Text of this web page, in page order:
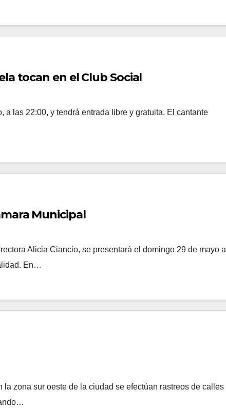
tocan en el Club Social
a las 22:00, y tendrá entrada libre y gratuita. El cantante
Municipal
Alicia Ciancio, se presentará el domingo 29 de mayo a
En…
zona sur oeste de la ciudad se efectúan rastreos de calles